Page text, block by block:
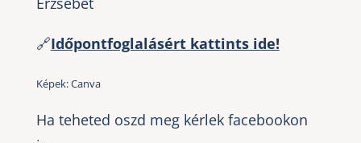
🔗Időpontfoglalásért kattints ide!
Képek:Canva
Ha teheted oszd meg kérlek facebookon